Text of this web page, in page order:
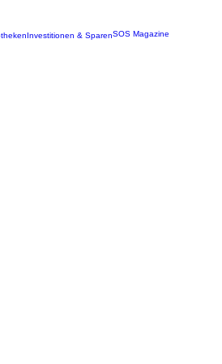
Investitionen & SparenSOS Magazine